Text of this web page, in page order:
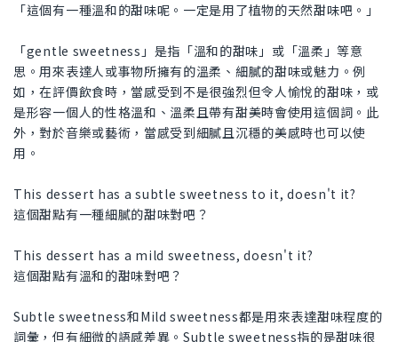
「這個有一種溫和的甜味呢。一定是用了植物的天然甜味吧。」
「gentle sweetness」是指「溫和的甜味」或「溫柔」等意
思。用來表達人或事物所擁有的溫柔、細膩的甜味或魅力。例
如，在評價飲食時，當感受到不是很強烈但令人愉悅的甜味，或
是形容一個人的性格溫和、溫柔且帶有甜美時會使用這個詞。此
外，對於音樂或藝術，當感受到細膩且沉穩的美感時也可以使
用。
This dessert has a subtle sweetness to it, doesn't it?
這個甜點有一種細膩的甜味對吧？
This dessert has a mild sweetness, doesn't it?
這個甜點有溫和的甜味對吧？
Subtle sweetness和Mild sweetness都是用來表達甜味程度的
詞彙，但有細微的語感差異。Subtle sweetness指的是甜味很